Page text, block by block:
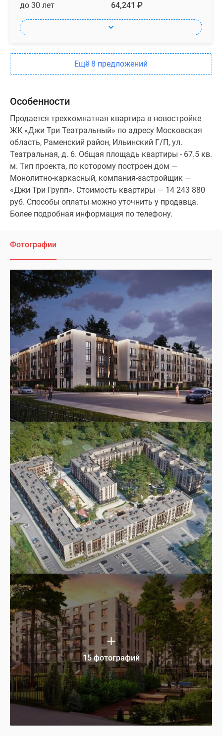
до 30 лет 64,241 ₽
Ещё 8 предложений
Особенности
Продается трехкомнатная квартира в новостройке
ЖК «Джи Три Театральный» по адресу Московская
область, Раменский район, Ильинский Г/П, ул.
Театральная, д. 6. Общая площадь квартиры - 67.5 кв.
м. Тип проекта, по которому построен дом —
Монолитно-каркасный, компания-застройщик —
«Джи Три Групп». Стоимость квартиры — 14 243 880
руб. Способы оплаты можно уточнить у продавца.
Более подробная информация по телефону.
Фотографии
15 фотографий